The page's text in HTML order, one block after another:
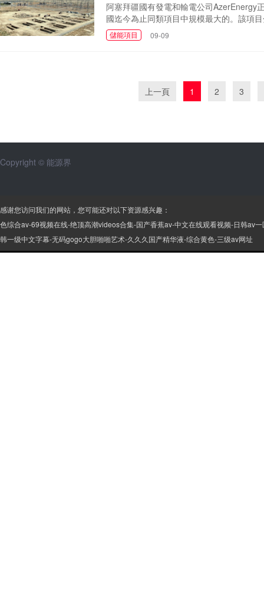
阿塞拜疆國有發電和輸電公司AzerEnergy
國迄今為止同類項目中規模最大的。該項
阿格達什變電站進行建設，目前關鍵系統
是阿塞拜疆首例，也是整個獨立國家聯合
儲能項目 09-09
上一頁 1 2 3
Copyright © 能源界
感谢您访问我们的网站，您可能还对以下资源感兴趣：
色综合av-69视频在线-绝顶高潮videos合集-国产香蕉av-中文在线观看视频-日韩av
韩一级中文字幕-无码gogo大胆啪啪艺术-久久久国产精华液-综合黄色-三级av网址